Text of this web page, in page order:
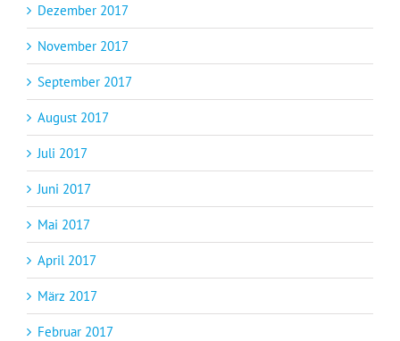
Dezember 2017
November 2017
September 2017
August 2017
Juli 2017
Juni 2017
Mai 2017
April 2017
März 2017
Februar 2017